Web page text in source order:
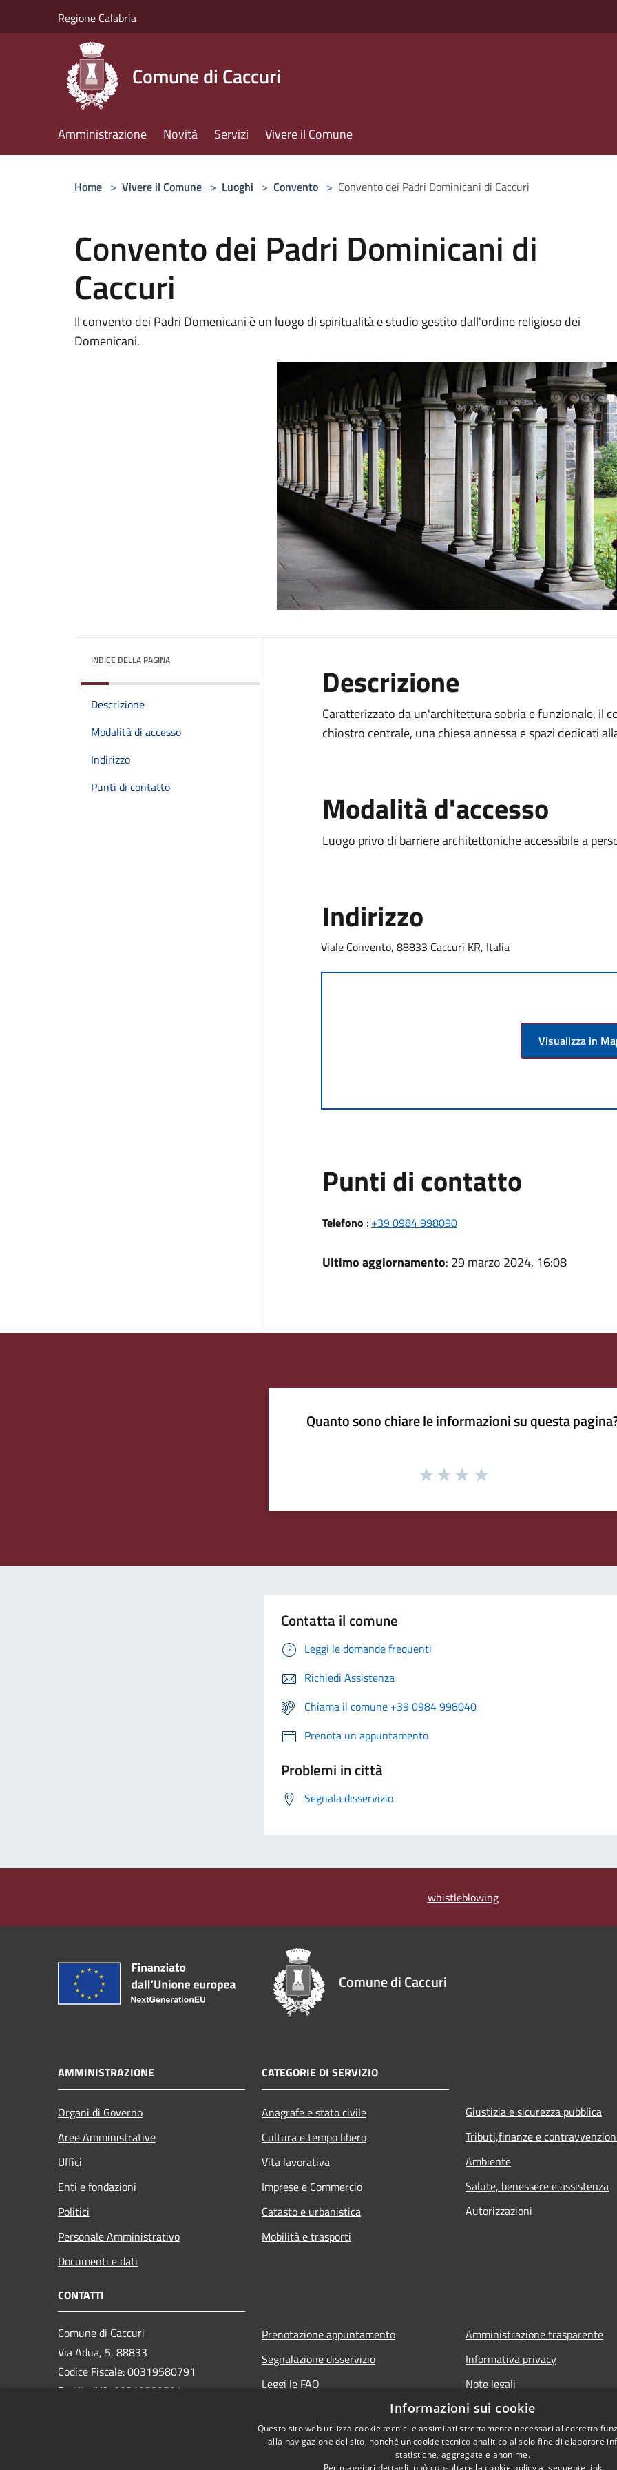
Regione Calabria
Comune di Caccuri
Amministrazione Novità Servizi Vivere il Comune
Home > Vivere il Comune > Luoghi > Convento > Convento dei Padri Dominicani di Caccuri
Convento dei Padri Dominicani di
Caccuri
Il convento dei Padri Domenicani è un luogo di spiritualità e studio gestito dall'ordine religioso dei
Domenicani.
INDICE DELLA PAGINA
Descrizione
Modalità di accesso
Indirizzo
Punti di contatto
Descrizione
Caratterizzato da un'architettura sobria e funzionale, il
chiostro centrale, una chiesa annessa e spazi dedicati
Modalità d'accesso
Luogo privo di barriere architettoniche accessibile a
Indirizzo
Viale Convento, 88833 Caccuri KR, Italia
Visualizza in
Punti di contatto
Telefono : +39 0984 998090
Ultimo aggiornamento: 29 marzo 2024, 16:08
Quanto sono chiare le informazioni su questa
Contatta il comune
Leggi le domande frequenti
Richiedi Assistenza
Chiama il comune +39 0984 998040
Prenota un appuntamento
Problemi in città
Segnala disservizio
whistleblowing
Comune di Caccuri
AMMINISTRAZIONE
Organi di Governo
Aree Amministrative
Uffici
Enti e fondazioni
Politici
Personale Amministrativo
Documenti e dati
CATEGORIE DI SERVIZIO
Anagrafe e stato civile
Cultura e tempo libero
Vita lavorativa
Imprese e Commercio
Catasto e urbanistica
Mobilità e trasporti
Giustizia e sicurezza pubblica
Tributi,finanze e
Ambiente
Salute, benessere e assistenza
Autorizzazioni
CONTATTI
Comune di Caccuri
Via Adua, 5, 88833
Codice Fiscale: 00319580791
Partita IVA: 00319580791
Prenotazione appuntamento
Segnalazione disservizio
Leggi le FAQ
Amministrazione trasparente
Informativa privacy
Note legali
Dichiarazione di accessibilità
Informazioni sui cookie
Questo sito web utilizza cookie tecnici e assimilati strettamente necessari al corretto
alla navigazione del sito, nonché un cookie tecnico analitico al solo fine di elaborare
statistiche, aggregate e anonime.
Per maggiori dettagli, può consultare la cookie policy al seguente link